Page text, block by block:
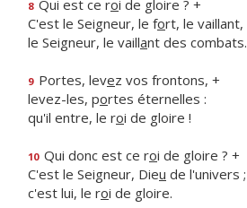
8 Qui est ce roi de gloire ? +
C'est le Seigneur, le fort, le vaillant,
le Seigneur, le vaillant des combats.
9 Portes, levez vos frontons, +
levez-les, portes éternelles :
qu'il entre, le roi de gloire !
10 Qui donc est ce roi de gloire ? +
C'est le Seigneur, Dieu de l'univers ;
c'est lui, le roi de gloire.